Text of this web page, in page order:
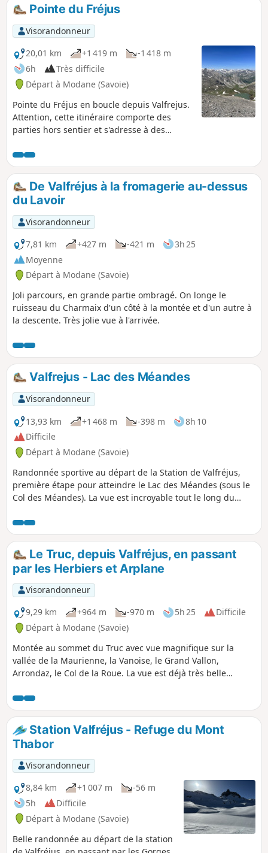
refuge, ainsi que la vallée de Modane et
la Station de Valfréjus
Pointe du Fréjus
Visorandonneur
20,01 km
+1 419 m
-1 418 m
6h
Très difficile
Départ à Modane (Savoie)
Pointe du Fréjus en boucle depuis Valfrejus.
Attention, cette itinéraire comporte des
parties hors sentier et s'adresse à des
montagne.
De Valfréjus à la fromagerie au-dessus
du Lavoir
Visorandonneur
7,81 km
+427 m -421 m
3h 25
Moyenne
Départ à Modane (Savoie)
Joli parcours, en grande partie ombragé. On longe le
ruisseau du Charmaix d'un côté à la montée et d'un autre à
la descente. Très jolie vue à l'arrivée.
Valfrejus - Lac des Méandes
Visorandonneur
13,93 km
+1 468 m -398 m
8h 10
Difficile
Départ à Modane (Savoie)
Randonnée sportive au départ de la Station de Valfréjus,
première étape pour atteindre le Lac des Méandes (sous le
Col des Méandes). La vue est incroyable tout le long du
il fait toujours un peu frisquet.
Le Truc, depuis Valfréjus, en passant
par les Herbiers et Arplane
Visorandonneur
9,29 km
+964 m -970 m 5h 25
Difficile
Départ à Modane (Savoie)
Montée au sommet du Truc avec vue magnifique sur la
vallée de la Maurienne, la Vanoise, le Grand Vallon,
Arrondaz, le Col de la Roue. La vue est déjà très belle
Station Valfréjus - Refuge du Mont
Thabor
Visorandonneur
8,84 km
+1 007 m
-56 m
5h
Difficile
Départ à Modane (Savoie)
Belle randonnée au départ de la station